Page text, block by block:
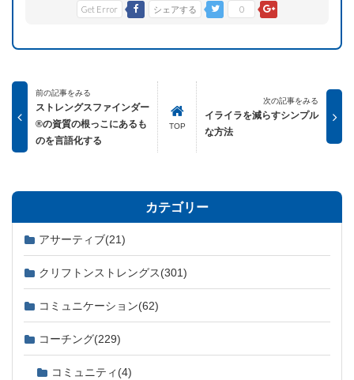
Get Error シェアする 0
前の記事をみる
ストレングスファインダー
®の資質の根っこにあるも
のを言語化する
TOP
次の記事をみる
イライラを減らすシンプル
な方法
カテゴリー
アサーティブ(21)
クリフトンストレングス(301)
コミュニケーション(62)
コーチング(229)
コミュニティ (4)